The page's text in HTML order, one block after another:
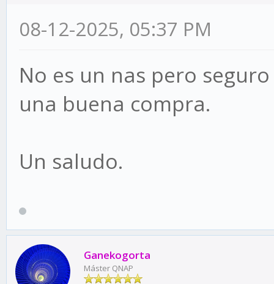
08-12-2025, 05:37 PM
No es un nas pero
una buena compra.
Un saludo.
Ganekogorta
Máster QNAP